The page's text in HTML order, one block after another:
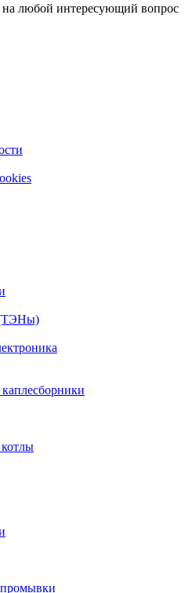
любой интересующий вопрос
(ТЭНы)